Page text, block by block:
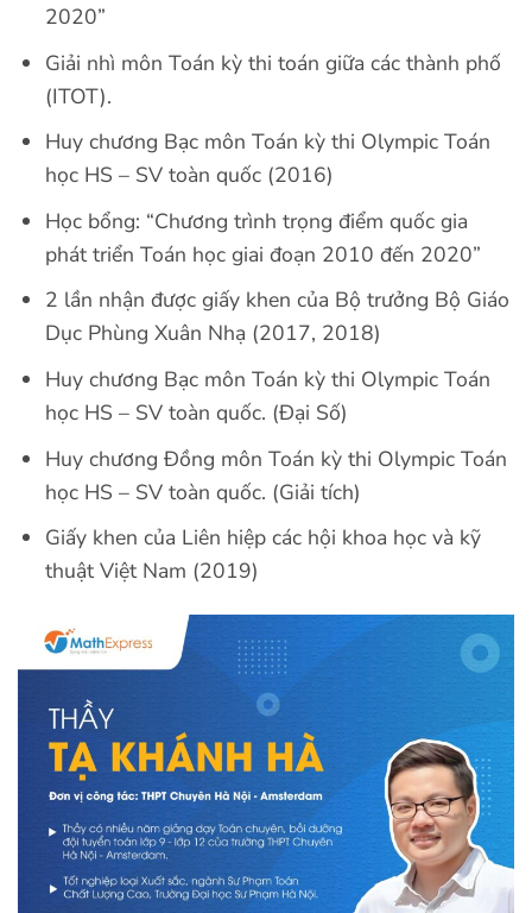
2020”
Giải nhì môn Toán kỳ thi toán giữa các thành phố
(ITOT).
Huy chương Bạc môn Toán kỳ thi Olympic Toán
học HS – SV toàn quốc (2016)
Học bổng: “Chương trình trọng điểm quốc gia
phát triển Toán học giai đoạn 2010 đến 2020”
2 lần nhận được giấy khen của Bộ trưởng Bộ Giáo
Dục Phùng Xuân Nhạ (2017, 2018)
Huy chương Bạc môn Toán kỳ thi Olympic Toán
học HS – SV toàn quốc. (Đại Số)
Huy chương Đồng môn Toán kỳ thi Olympic Toán
học HS – SV toàn quốc. (Giải tích)
Giấy khen của Liên hiệp các hội khoa học và kỹ
thuật Việt Nam (2019)